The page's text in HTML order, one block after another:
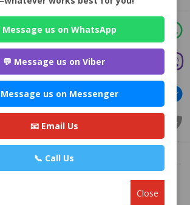
किन्न लागेको छु। बेच्ने मान्छेको दुई जना छोरा र एक
xena विदेशमा रहेछन्। बेच्ने मान्छेले
दिइसकेका रहेछन् र अहिले बेच्न लागेको जग्गा
बेच्ने मान्छे ७२ वर्षको हुनुहुन्छ। उहाँले
हस्ताक्षर चाहिन्छ कि नाइ? पछि छोराछोरीले
पाउँदैनन्?
Answer
Message us on WhatsApp
💬 Message us on Viber
Message us on Messenger
📧 Email Us
📞 Call Us
Close